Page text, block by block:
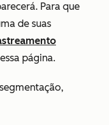
Para que
de suas
página.